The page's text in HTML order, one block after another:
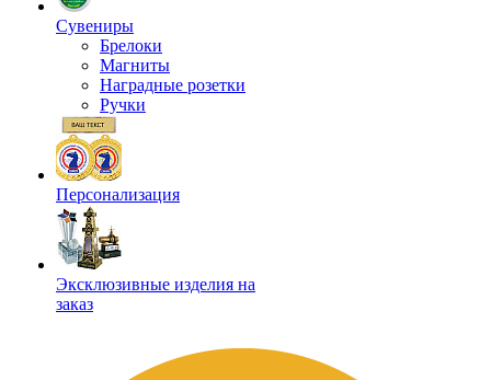
Сувениры
Брелоки
Магниты
Наградные розетки
Ручки
Персонализация
Эксклюзивные изделия на
заказ